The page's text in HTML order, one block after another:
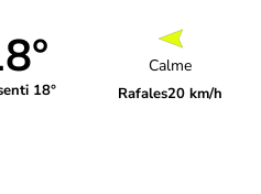
18°
Calme
Rafales20 km/h